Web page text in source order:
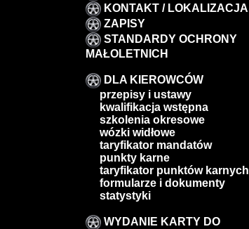
KONTAKT / LOKALIZACJA
ZAPISY
STANDARDY OCHRONY
MAŁOLETNICH
DLA KIEROWCÓW
przepisy i ustawy
kwalifikacja wstępna
szkolenia okresowe
wózki widłowe
taryfikator mandatów
punkty karne
taryfikator punktów karnych
formularze i dokumenty
statystyki
WYDANIE KARTY DO